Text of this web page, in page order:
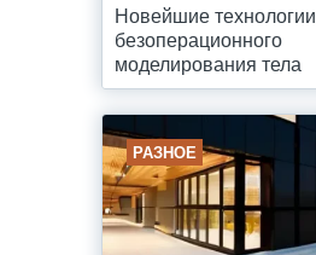
Новейшие технологии
безоперационного
моделирования тела
РАЗНОЕ